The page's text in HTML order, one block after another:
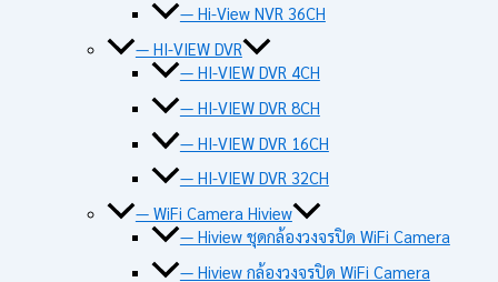
— Hi-View NVR 36CH
— HI-VIEW DVR
— HI-VIEW DVR 4CH
— HI-VIEW DVR 8CH
— HI-VIEW DVR 16CH
— HI-VIEW DVR 32CH
— WiFi Camera Hiview
— Hiview ชุดกล้องวงจรปิด WiFi Camera
— Hiview กล้องวงจรปิด WiFi Camera